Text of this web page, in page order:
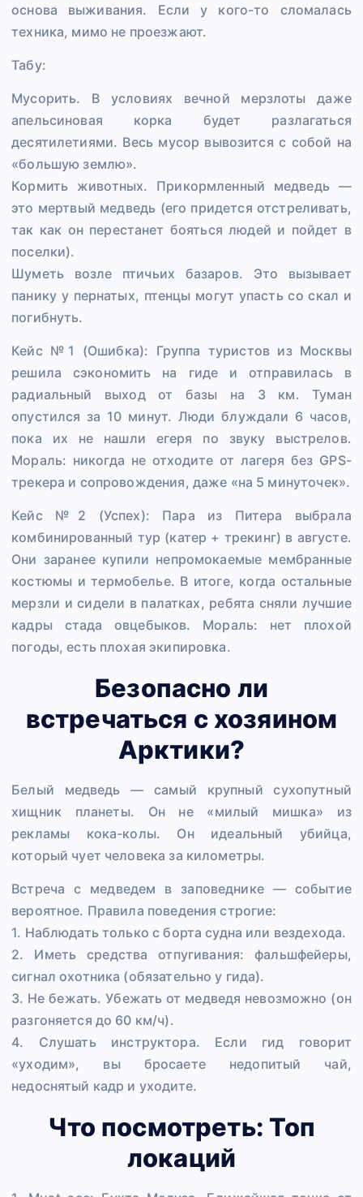
основа выживания. Если у кого-то сломалась
техника, мимо не проезжают.
Табу:
Мусорить. В условиях вечной мерзлоты даже
апельсиновая корка будет разлагаться
десятилетиями. Весь мусор вывозится с собой на
«большую землю».
Кормить животных. Прикормленный медведь —
это мертвый медведь (его придется отстреливать,
так как он перестанет бояться людей и пойдет в
поселки).
Шуметь возле птичьих базаров. Это вызывает
панику у пернатых, птенцы могут упасть со скал и
погибнуть.
Кейс №1 (Ошибка): Группа туристов из Москвы
решила сэкономить на гиде и отправилась в
радиальный выход от базы на 3 км. Туман
опустился за 10 минут. Люди блуждали 6 часов,
пока их не нашли егеря по звуку выстрелов.
Мораль: никогда не отходите от лагеря без GPS-
трекера и сопровождения, даже «на 5 минуточек».
Кейс №2 (Успех): Пара из Питера выбрала
комбинированный тур (катер + трекинг) в августе.
Они заранее купили непромокаемые мембранные
костюмы и термобелье. В итоге, когда остальные
мерзли и сидели в палатках, ребята сняли лучшие
кадры стада овцебыков. Мораль: нет плохой
погоды, есть плохая экипировка.
Безопасно ли
встречаться с хозяином
Арктики?
Белый медведь — самый крупный сухопутный
хищник планеты. Он не «милый мишка» из
рекламы кока-колы. Он идеальный убийца,
который чует человека за километры.
Встреча с медведем в заповеднике — событие
вероятное. Правила поведения строгие:
1. Наблюдать только с борта судна или вездехода.
2. Иметь средства отпугивания: фальшфейеры,
сигнал охотника (обязательно у гида).
3. Не бежать. Убежать от медведя невозможно (он
разгоняется до 60 км/ч).
4. Слушать инструктора. Если гид говорит
«уходим», вы бросаете недопитый чай,
недоснятый кадр и уходите.
Что посмотреть: Топ
локаций